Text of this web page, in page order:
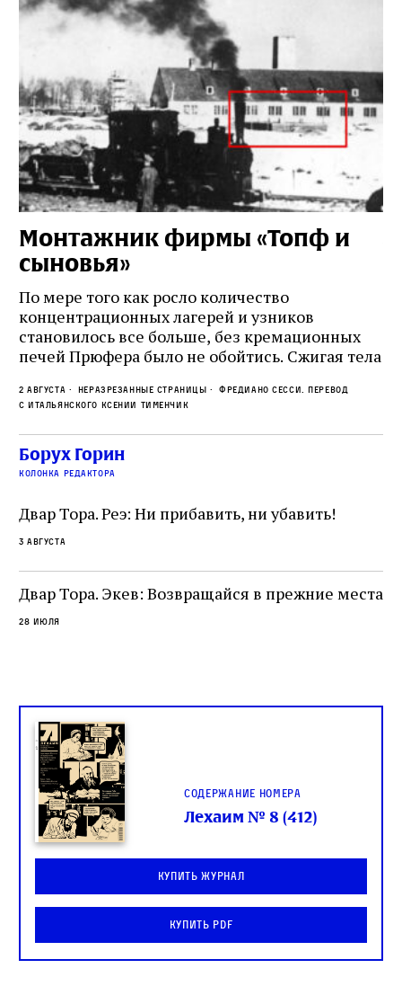
Монтажник фирмы «Топф и
сыновья»
По мере того как росло количество
концентрационных лагерей и узников
становилось все больше, без кремационных
печей Прюфера было не обойтись. Cжигая тела
верны своему архаичному культу смерти, но и
скрывали от населения соседних городов,
сколько узников погибало каждый день в этих
жутких местах
2 августа Неразрезанные страницы
Фредиано Сесси. Перевод
с итальянского Ксении Тименчик
Борух Горин
колонка редактора
Двар Тора. Реэ: Ни прибавить, ни убавить!
3 августа
Двар Тора. Экев: Возвращайся в прежние места
28 июля
Содержание номера
Лехаим № 8 (412)
Купить журнал
Купить PDF